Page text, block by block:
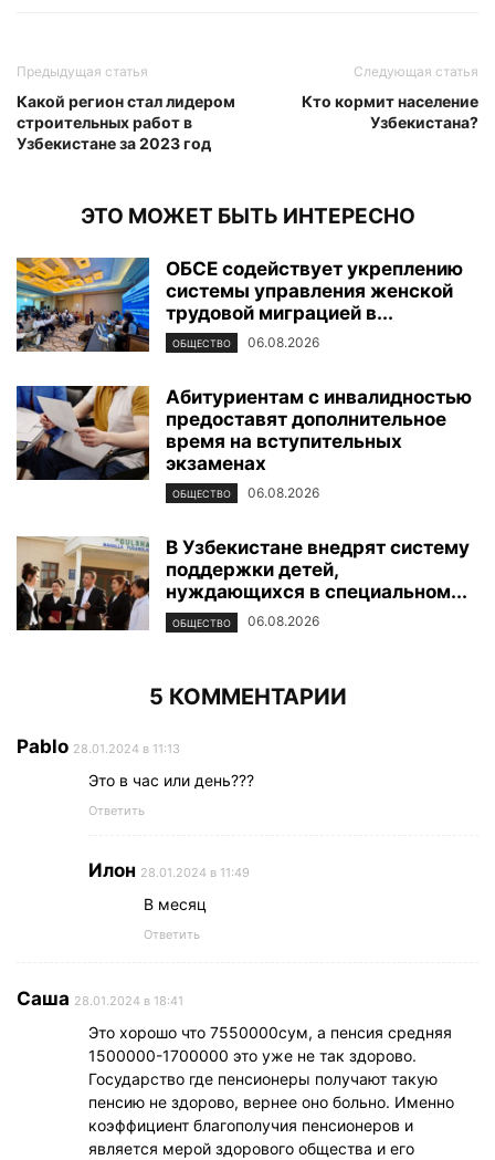
Предыдущая статья
Какой регион стал лидером
строительных работ в
Узбекистане за 2023 год
Следующая статья
Кто кормит население
Узбекистана?
ЭТО МОЖЕТ БЫТЬ ИНТЕРЕСНО
ОБСЕ содействует укреплению
системы управления женской
трудовой миграцией в...
ОБЩЕСТВО 06.08.2026
Абитуриентам с инвалидностью
предоставят дополнительное
время на вступительных
экзаменах
ОБЩЕСТВО 06.08.2026
В Узбекистане внедрят систему
поддержки детей,
нуждающихся в специальном...
ОБЩЕСТВО 06.08.2026
5 КОММЕНТАРИИ
Pablo 28.01.2024 в 11:13
Это в час или день???
Ответить
Илон 28.01.2024 в 11:49
В месяц
Ответить
Саша 28.01.2024 в 18:41
Это хорошо что 7550000сум, а пенсия средняя
1500000-1700000 это уже не так здорово.
Государство где пенсионеры получают такую
пенсию не здорово, вернее оно больно. Именно
коэффициент благополучия пенсионеров и
является мерой здорового общества и его